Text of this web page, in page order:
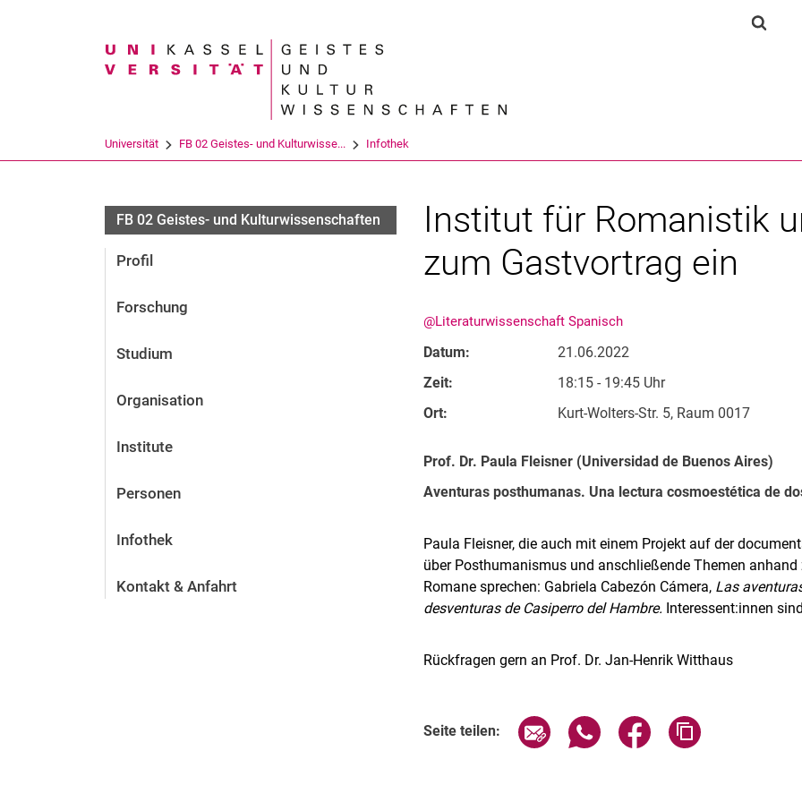
Springe direkt zu: Inhalt
Springe direkt zu: Suche
Springe direkt zu:
Suchbegriff
Universität FB 02 Geistes- und Kulturwisse... Infothek
FB 02 Geistes- und Kulturwissenschaften
Profil
Forschung
Studium
Organisation
Institute
Personen
Infothek
Kontakt & Anfahrt
Institut für Romanistik
zum Gastvortrag ein
@Literaturwissenschaft Spanisch
Datum:
21.06.2022
Zeit:
18:15 - 19:45 Uhr
Ort:
Kurt-Wolters-Str. 5, Raum 0017
Prof. Dr. Paula Fleisner (Universidad de Buenos Aires)
Aventuras posthumanas. Una lectura cosmoestética de
Paula Fleisner, die auch mit einem Projekt auf der
über Posthumanismus und anschließende Themen
Romane sprechen: Gabriela Cabezón Cámera, Las
desventuras de Casiperro del Hambre. Interessent:innen
Rückfragen gern an Prof. Dr. Jan-Henrik Witthaus
Seite teilen: Seite über E-Mail teilen
Seite über WhatsApp teilen
Seite über Facebook